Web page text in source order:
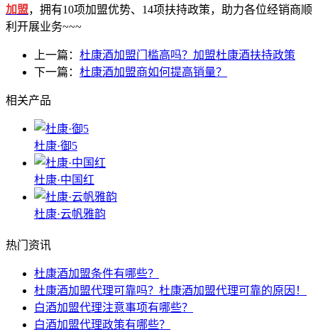
加盟，拥有10项加盟优势、14项扶持政策，助力各位经销商顺
利开展业务~~~
上一篇： 杜康酒加盟门槛高吗？加盟杜康酒扶持政策
下一篇： 杜康酒加盟商如何提高销量？
相关产品
杜康·御5
杜康·中国红
杜康·云帆雅韵
热门资讯
杜康酒加盟条件有哪些？
杜康酒加盟代理可靠吗？杜康酒加盟代理可靠的原因！
白酒加盟代理注意事项有哪些？
白酒加盟代理政策有哪些？